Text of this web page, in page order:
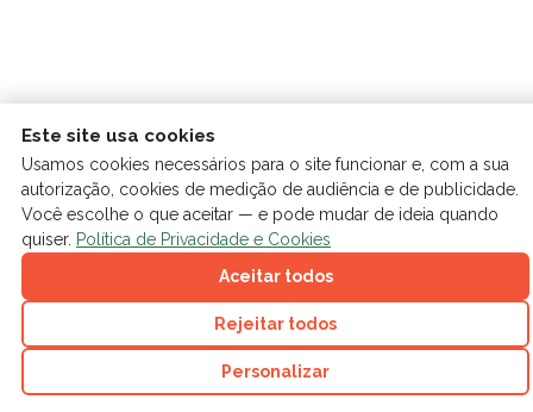
Este site usa cookies
Usamos cookies necessários para o site funcionar e, com a sua
autorização, cookies de medição de audiência e de publicidade.
Você escolhe o que aceitar — e pode mudar de ideia quando
quiser. Política de Privacidade e Cookies
Aceitar todos
Rejeitar todos
Personalizar